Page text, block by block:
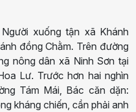
xuống tận xã Khánh
đồng Chằm. Trên đường
nông dân xã Ninh Sơn tại
Lư. Trước hơn hai nghìn
Tám Mái, Bác căn dặn:
kháng chiến, cần phải anh